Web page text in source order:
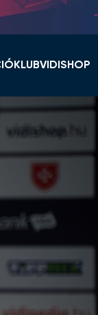
KLUB
PARTNEREK ÉS
TÁMOGATÓK
KLUBTÖRTÉNET
KEZDŐRÚGÁS
VIDISHOP